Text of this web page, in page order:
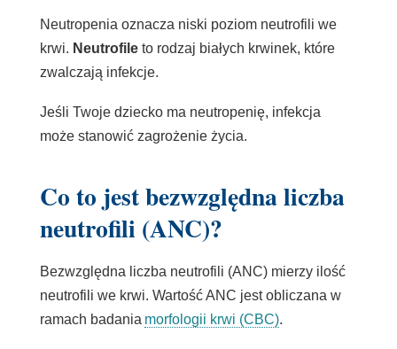
Neutropenia oznacza niski poziom neutrofili we
krwi. Neutrofileto rodzaj białych krwinek, które
zwalczają infekcje.
Jeśli Twoje dziecko ma neutropenię, infekcja
może stanowić zagrożenie życia.
Co to jest bezwzględna liczba
neutrofili (ANC)?
Bezwzględna liczba neutrofili (ANC) mierzy ilość
neutrofili we krwi. Wartość ANC jest obliczana w
ramach badania morfologii krwi (CBC).